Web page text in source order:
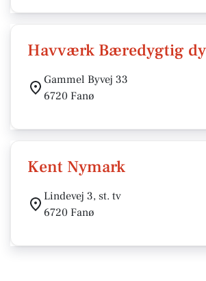
Havværk Bæredygtig
Gammel Byvej 33
6720 Fanø
Kent Nymark
Lindevej 3, st. tv
6720 Fanø